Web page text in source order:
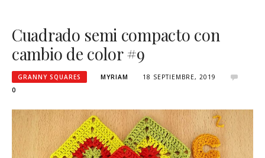
Cuadrado semi compacto con
cambio de color #9
GRANNY SQUARES MYRIAM
18 SEPTIEMBRE, 2019
0